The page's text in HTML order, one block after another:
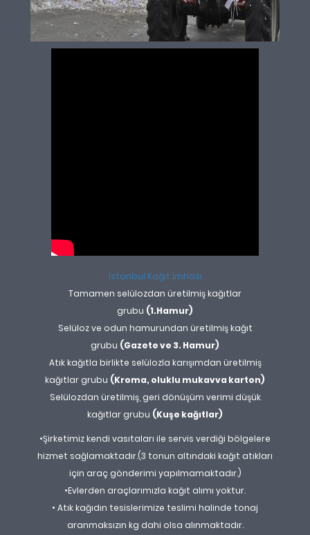
İstanbul Kağıt İmhası
Tamamen selülozdan üretilmiş kağıtlar
grubu (1.Hamur)
Selüloz ve odun hamurundan üretilmiş kağıt
grubu (Gazete ve 3. Hamur)
Atık kağıtla birlikte selülozla karışımdan üretilmiş
kağıtlar grubu (Kroma, oluklu mukavva karton)
Selülozdan üretilmiş, geri dönüşüm verimi düşük
kağıtlar grubu (Kuşe kağıtlar)
•Şirketimiz kendi vasıtaları ile servis verdiği bölgelere
hizmet sağlamaktadır.(3 tonun altındaki kağıt atıkları
için araç gönderimi yapılmamaktadır.)
•Evlerden araçlarımızla kağıt alımı yoktur.
• Atık kağıdın tesislerimize teslimi halinde tonaj
aranmaksızın kg dahi olsa alınmaktadır.